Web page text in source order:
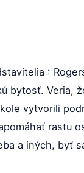
:
bytosť. Veria,
vytvorili
rastu
a iných, byť